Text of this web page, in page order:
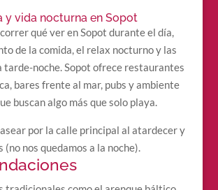
y vida nocturna en Sopot
qué ver en Sopot durante el día,
de la comida, el relax nocturno y las
tarde-noche. Sopot ofrece restaurantes
bares frente al mar, pubs y ambiente
buscan algo más que solo playa.
por la calle principal al atardecer y
(no nos quedamos a la noche).